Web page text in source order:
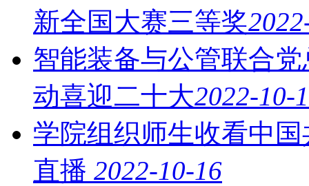
新全国大赛三等奖
智能装备与公管联合
动喜迎二十大2022-10-
学院组织师生收看中
直播 ​ 2022-10-16